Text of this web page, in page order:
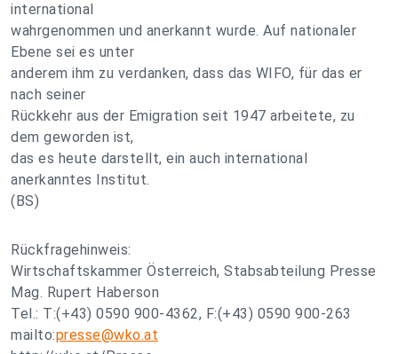
international
wahrgenommen und anerkannt wurde. Auf nationaler
Ebene sei es unter
anderem ihm zu verdanken, dass das WIFO, für das er
nach seiner
Rückkehr aus der Emigration seit 1947 arbeitete, zu
dem geworden ist,
das es heute darstellt, ein auch international
anerkanntes Institut.
(BS)
Rückfragehinweis:
Wirtschaftskammer Österreich, Stabsabteilung Presse
Mag. Rupert Haberson
Tel.: T:(+43) 0590 900-4362, F:(+43) 0590 900-263
mailto:presse@wko.at